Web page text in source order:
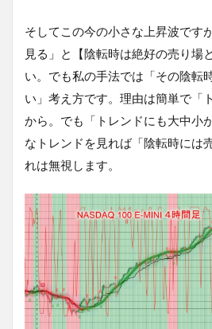
そしてこの今の小さな上昇波です
見る」と【陰転時は絶好の売り場
い。でも私の手法では「その陰転
い」考え方です。理由は簡単で「
から。でも「トレンドにも大中小
なトレンドを見れば「陰転時には
れは無視します。